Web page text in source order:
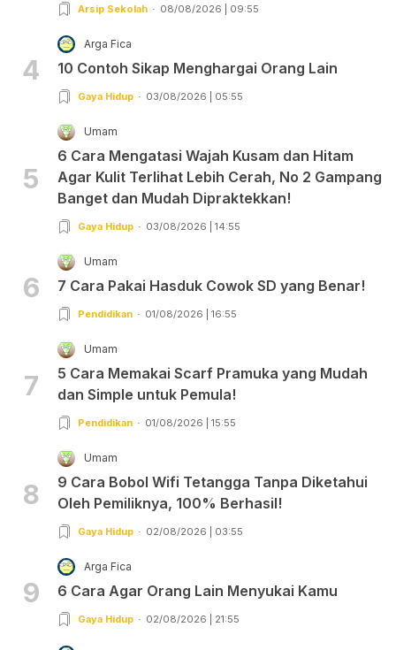
Arsip Sekolah 08/08/2026 | 09:55
4
Arga Fica
10 Contoh Sikap Menghargai Orang Lain
Gaya Hidup 03/08/2026 | 05:55
5
Umam
6 Cara Mengatasi Wajah Kusam dan Hitam
Agar Kulit Terlihat Lebih Cerah, No 2 Gampang
Banget dan Mudah Dipraktekkan!
Gaya Hidup 03/08/2026 | 14:55
6
Umam
7 Cara Pakai Hasduk Cowok SD yang Benar!
Pendidikan 01/08/2026 | 16:55
7
Umam
5 Cara Memakai Scarf Pramuka yang Mudah
dan Simple untuk Pemula!
Pendidikan 01/08/2026 | 15:55
8
Umam
9 Cara Bobol Wifi Tetangga Tanpa Diketahui
Oleh Pemiliknya, 100% Berhasil!
Gaya Hidup 02/08/2026 | 03:55
9
Arga Fica
6 Cara Agar Orang Lain Menyukai Kamu
Gaya Hidup 02/08/2026 | 21:55